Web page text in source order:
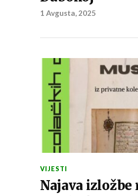
1 Avgusta, 2025
VIJESTI
Najava